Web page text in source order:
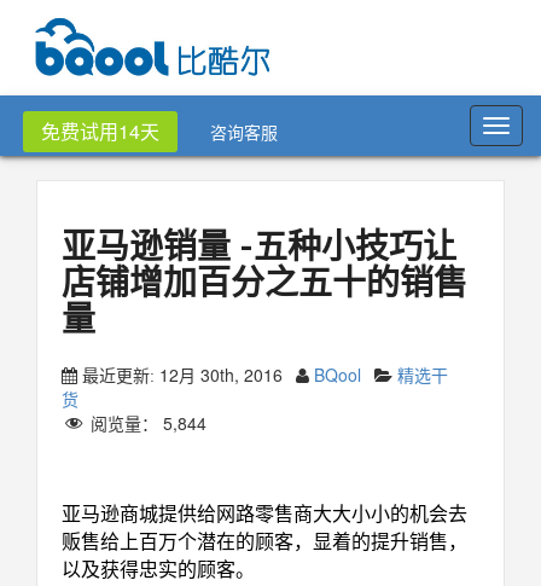
免费试用14天 咨询客服
亚马逊销量 -五种小技巧让
店铺增加百分之五十的销售
量
最近更新: 12月 30th, 2016 BQool
精选干
货
阅览量： 5,844
亚马逊商城提供给网路零售商大大小小的机会去
贩售给上百万个潜在的顾客，显着的提升销售，
以及获得忠实的顾客。